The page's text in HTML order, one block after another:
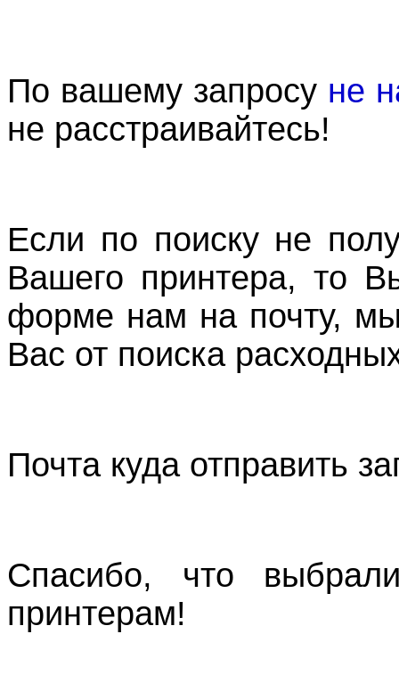
По вашему запросу не
не расстраивайтесь!
Если по поиску не
Вашего принтера, то
форме нам на почту,
Вас от поиска
Почта куда отправить
Спасибо, что
принтерам!